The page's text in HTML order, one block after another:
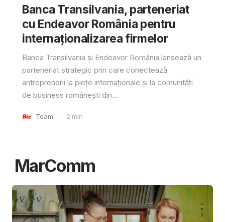
Banca Transilvania, parteneriat
cu Endeavor România pentru
internaționalizarea firmelor
Banca Transilvania și Endeavor România lansează un
parteneriat strategic prin care conectează
antreprenorii la piețe internaționale și la comunități
de business românești din...
Team 2 min
MarComm